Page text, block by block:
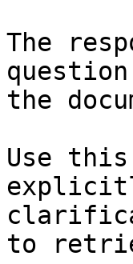
The
the
Use this